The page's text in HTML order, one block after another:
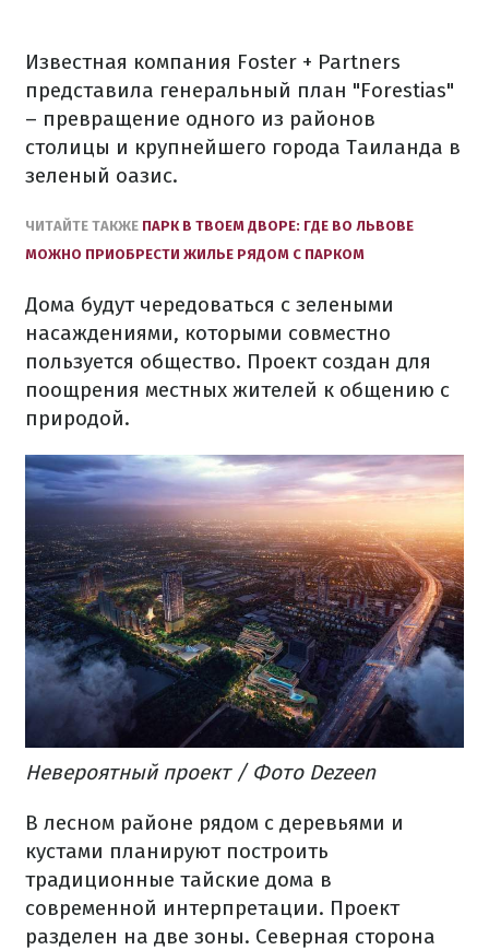
Известная компания Foster + Partners
представила генеральный план "Forestias"
– превращение одного из районов
столицы и крупнейшего города Таиланда в
зеленый оазис.
ЧИТАЙТЕ ТАКЖЕ ПАРК В ТВОЕМ ДВОРЕ: ГДЕ ВО ЛЬВОВЕ
МОЖНО ПРИОБРЕСТИ ЖИЛЬЕ РЯДОМ С ПАРКОМ
Дома будут чередоваться с зелеными
насаждениями, которыми совместно
пользуется общество. Проект создан для
поощрения местных жителей к общению с
природой.
Невероятный проект/ Фото Dezeen
В лесном районе рядом с деревьями и
кустами планируют построить
традиционные тайские дома в
современной интерпретации. Проект
разделен на две зоны. Северная сторона